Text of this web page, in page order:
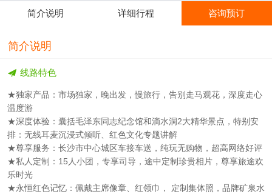
简介说明 详细行程 咨询预订
简介说明
线路特色
★独家产品：市场独家，晚出发，慢旅行，告别走马观花，深度走心
温度游
★深度体验：囊括毛泽东同志纪念馆和滴水洞2大精华景点，特别安
排：无线耳麦沉浸式倾听、红色文化专题讲解
★尊享服务：长沙市中心城区车接车送，纯玩无购物，超高网络好评
★私人定制：15人小团，专享司导，途中定制珍贵相片，尊享旅途欢
乐时光
★永恒红色记忆：佩戴主席像章、红领巾， 定制集体照，品牌矿泉水